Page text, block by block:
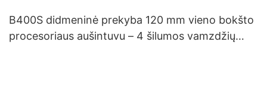
B400S didmeninė prekyba 120 mm vieno bokšto
procesoriaus aušintuvu – 4 šilumos vamzdžių